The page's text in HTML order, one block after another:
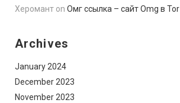
Херомант on Омг ссылка – сайт Omg в Tor
Archives
January 2024
December 2023
November 2023